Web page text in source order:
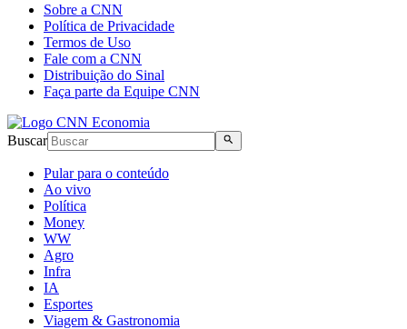
Sobre a CNN
Política de Privacidade
Termos de Uso
Fale com a CNN
Distribuição do Sinal
Faça parte da Equipe CNN
Buscar
Pular para o conteúdo
Ao vivo
Política
Money
WW
Agro
Infra
IA
Esportes
Viagem & Gastronomia